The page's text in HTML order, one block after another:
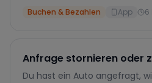
Zahlung und Anzahlung
Buchen & Bezahlen App 6
Anfrage stornieren oder
Du hast ein Auto angefragt,